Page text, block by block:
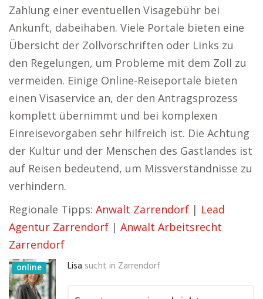
Zahlung einer eventuellen Visagebühr bei
Ankunft, dabeihaben. Viele Portale bieten eine
Übersicht der Zollvorschriften oder Links zu
den Regelungen, um Probleme mit dem Zoll zu
vermeiden. Einige Online-Reiseportale bieten
einen Visaservice an, der den Antragsprozess
komplett übernimmt und bei komplexen
Einreisevorgaben sehr hilfreich ist. Die Achtung
der Kultur und der Menschen des Gastlandes ist
auf Reisen bedeutend, um Missverständnisse zu
verhindern.
Regionale Tipps: Anwalt Zarrendorf | Lead
Agentur Zarrendorf | Anwalt Arbeitsrecht
Zarrendorf
online Lisa sucht in Zarrendorf